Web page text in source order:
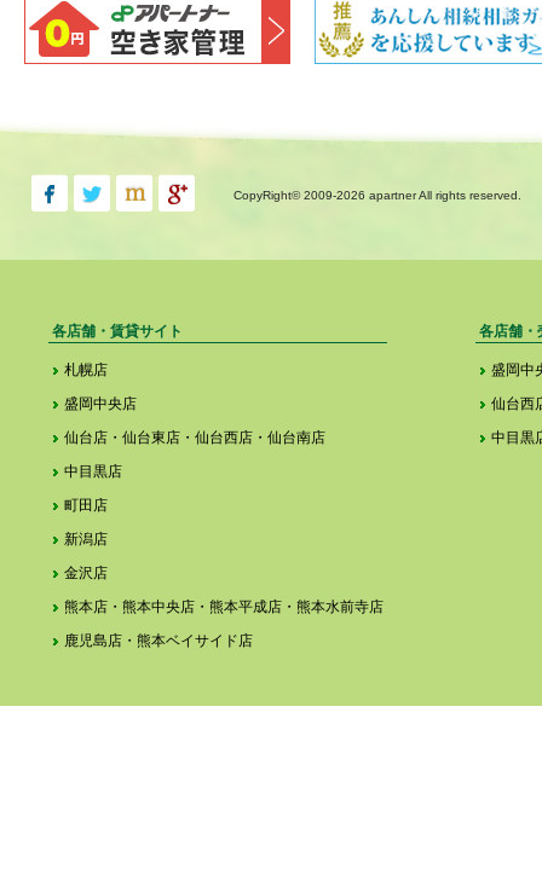
CopyRight© 2009-2026 apartner All rights reserved.
各店舗・賃貸サイト
札幌店
盛岡中央店
仙台店・仙台東店・仙台西店・仙台南店
中目黒店
町田店
新潟店
金沢店
熊本店・熊本中央店・熊本平成店・熊本水前寺店
鹿児島店・熊本ベイサイド店
各店舗・
盛岡中
仙台西
中目黒